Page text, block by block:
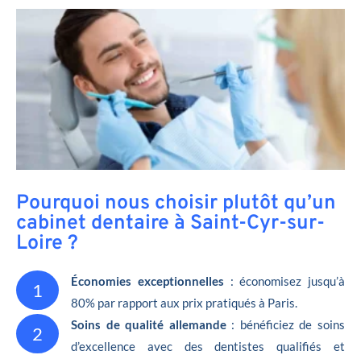
Pourquoi nous choisir plutôt qu’un
cabinet dentaire à Saint-Cyr-sur-
Loire ?
1 Économies exceptionnelles : économisez jusqu’à
80% par rapport aux prix pratiqués à Paris.
2 Soins de qualité allemande: bénéficiez de soins
d’excellence avec des dentistes qualifiés et